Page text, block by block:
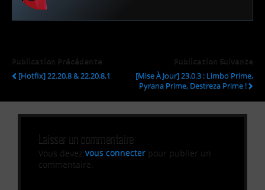
Publication Précédente
[Hotfix] 22.20.8 & 22.20.8.1
Publication Suivante
[Mise À Jour] 23.0.3 : Limbo Prime,
Pyrana Prime, Destreza Prime !
Laisser un commentaire
Vous devez vous connecter pour publier un
commentaire.